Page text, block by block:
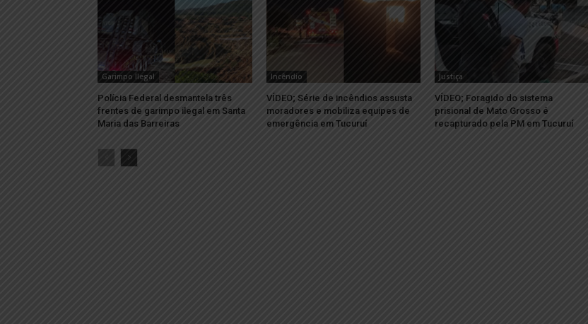
Garimpo Ilegal
Polícia Federal desmantela três
frentes de garimpo ilegal em Santa
Maria das Barreiras
Incêndio
VÍDEO; Série de incêndios assusta
moradores e mobiliza equipes de
emergência em Tucuruí
Justiça
VÍDEO; Foragido do sistema
prisional de Mato Grosso é
recapturado pela PM em Tucuruí